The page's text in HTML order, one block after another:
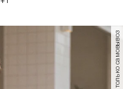
только самовывоз